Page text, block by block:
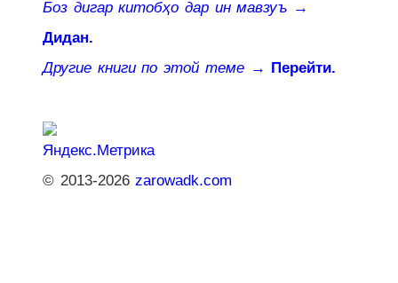
Боз дигар китобҳо дар ин мавзуъ →
Дидан.
Другие книги по этой теме → Перейти.
© 2013-2026zarowadk.com